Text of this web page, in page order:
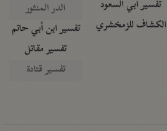
تفسير أبي السعود
الكشاف للزمخشري
الدر المنثور
تفسير ابن أبي حاتم
تفسير مقاتل
تفسير قتادة